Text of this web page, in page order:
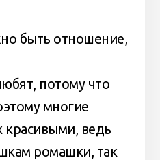
быть отношение,
потому что
многие
ведь
ромашки, так